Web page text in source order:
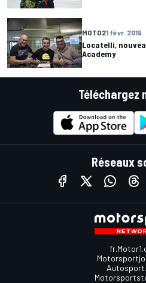
MOTO21 févr. 2019
Locatelli,
Academy
Téléchargez
Réseaux